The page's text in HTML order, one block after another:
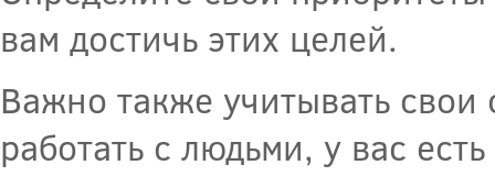
вам достичь этих целей.
Важно также учитывать
работать с людьми, у вас